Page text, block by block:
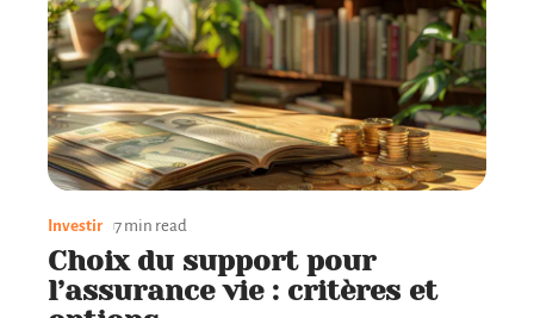
Investir 7 min read
Choix du support pour
l’assurance vie : critères et